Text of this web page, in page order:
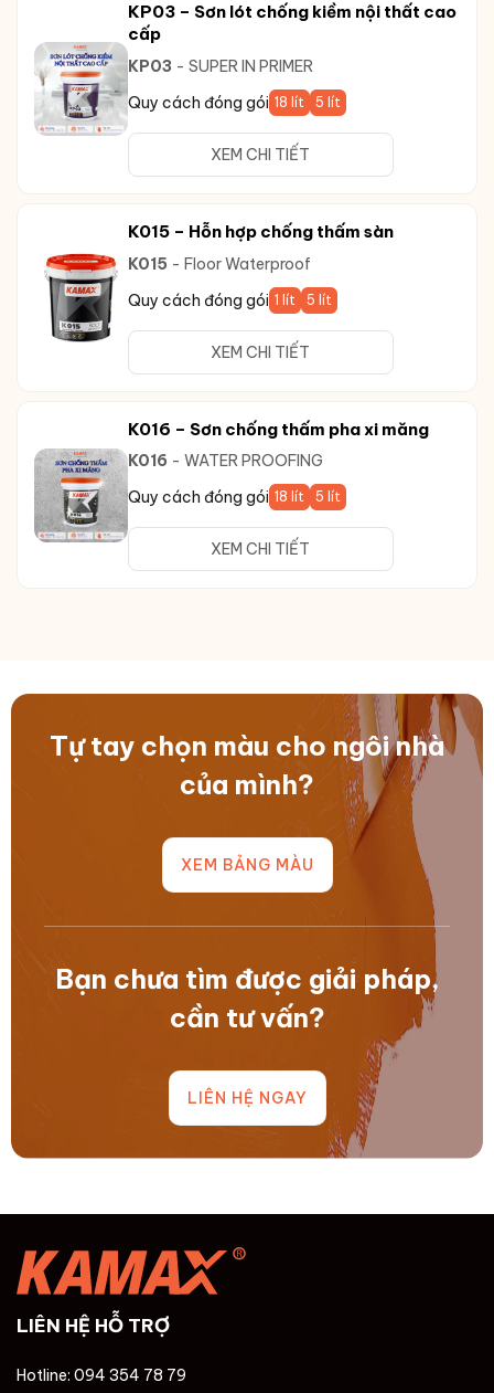
KP03 – Sơn lót chống kiềm nội thất cao
cấp
KP03 - SUPER IN PRIMER
Quy cách đóng gói 18 lít 5 lít
XEM CHI TIẾT
K015 – Hỗn hợp chống thấm sàn
K015 - Floor Waterproof
Quy cách đóng gói 1 lít 5 lít
XEM CHI TIẾT
K016 – Sơn chống thấm pha xi măng
K016 - WATER PROOFING
Quy cách đóng gói 18 lít 5 lít
XEM CHI TIẾT
Tự tay chọn màu cho ngôi nhà
của mình?
XEM BẢNG MÀU
Bạn chưa tìm được giải pháp,
cần tư vấn?
LIÊN HỆ NGAY
LIÊN HỆ HỖ TRỢ
Hotline: 094 354 78 79